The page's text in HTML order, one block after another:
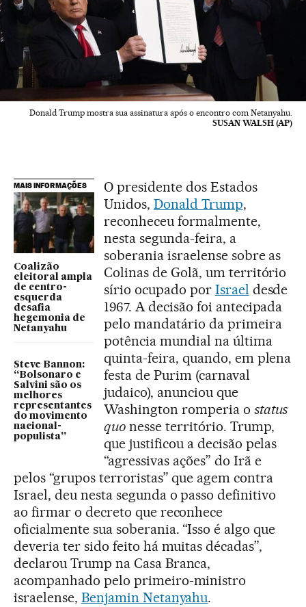
Donald Trump mostra sua assinatura após o encontro com Netanyahu.
SUSAN WALSH (AP)
MAIS INFORMAÇÕES
Coalizão
eleitoral ampla
de centro-
esquerda
desafia
hegemonia de
Netanyahu
Steve Bannon:
“Bolsonaro e
Salvini são os
melhores
representantes
do movimento
nacional-
populista”
O presidente dos Estados
Unidos, Donald Trump,
reconheceu formalmente,
nesta segunda-feira, a
soberania israelense sobre as
Colinas de Golã, um território
sírio ocupado por Israel desde
1967. A decisão foi antecipada
pelo mandatário da primeira
potência mundial na última
quinta-feira, quando, em plena
festa de Purim (carnaval
judaico), anunciou que
Washington romperia o status
quonesse território. Trump,
que justificou a decisão pelas
“agressivas ações” do Irã e
pelos “grupos terroristas” que agem contra
Israel, deu nesta segunda o passo definitivo
ao firmar o decreto que reconhece
oficialmente sua soberania. “Isso é algo que
deveria ter sido feito há muitas décadas”,
declarou Trump na Casa Branca,
acompanhado pelo primeiro-ministro
israelense, Benjamin Netanyahu.